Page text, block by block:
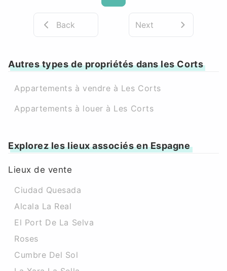
Back Next
Autres types de propriétés dans les Corts
Appartements à vendre à Les Corts
Appartements à louer à Les Corts
Explorez les lieux associés en Espagne
Lieux de vente
Ciudad Quesada
Alcala La Real
El Port De La Selva
Roses
Cumbre Del Sol